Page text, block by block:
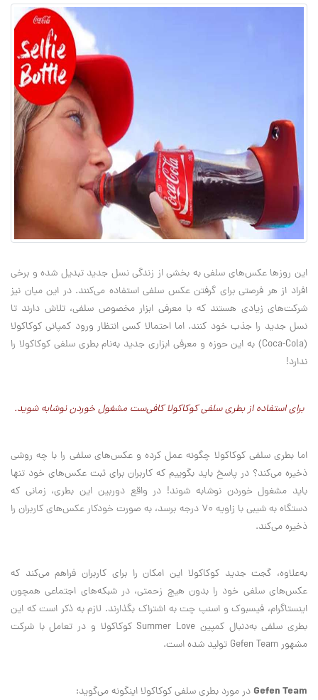
این روزها عکس‌های سلفی به بخشی از زندگی نسل جدید تبدیل شده و برخی
افراد از هر فرصتی برای گرفتن عکس سلفی استفاده می‌کنند. در این میان نیز
شرکت‌های زیادی هستند که با معرفی ابزار مخصوص سلفی، تلاش دارند تا
نسل جدید را جذب خود کنند. اما احتمالا کسی انتظار ورود کمپانی کوکاکولا
(Coca-Cola) به این حوزه و معرفی ابزاری جدید به‌نام بطری سلفی کوکاکولا را
ندارد!
برای استفاده از بطری سلفی کوکاکولا کافی‌ست مشغول خوردن نوشابه شوید.
اما بطری سلفی کوکاکولا چگونه عمل کرده و عکس‌های سلفی را با چه روشی
ذخیره می‌کند؟ در پاسخ باید بگوییم که کاربران برای ثبت عکس‌های خود تنها
باید مشغول خوردن نوشابه شوند! در واقع دوربین این بطری، زمانی که
دستگاه به شیبی با زاویه 70 درجه برسد، به صورت خودکار عکس‌های کاربران را
ذخیره می‌کند.
به‌علاوه، گجت جدید کوکاکولا این امکان را برای کاربران فراهم می‌کند که
عکس‌های سلفی خود را بدون هیچ زحمتی، در شبکه‌های اجتماعی همچون
اینستاگرام، فیسبوک و اسنپ چت به اشتراک بگذارند. لازم به ذکر است که این
بطری سلفی به‌دنبال کمپین Summer Love کوکاکولا و در تعامل با شرکت
مشهور Gefen Team تولید شده است.
Gefen Team در مورد بطری سلفی کوکاکولا اینگونه می‌گوید: